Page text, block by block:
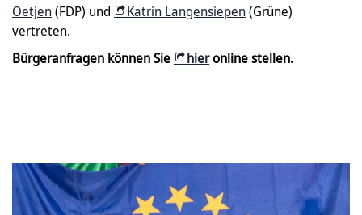
Oetjen(FDP) und Katrin Langensiepen(Grüne)
vertreten.
Bürgeranfragen können Sie
hieronline stellen.